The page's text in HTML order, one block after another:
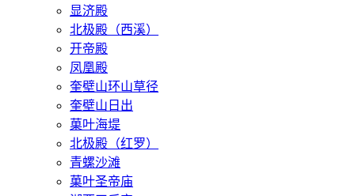
显济殿
北极殿（西溪）
开帝殿
凤凰殿
奎壁山环山草径
奎壁山日出
菓叶海堤
北极殿（红罗）
青螺沙滩
菓叶圣帝庙